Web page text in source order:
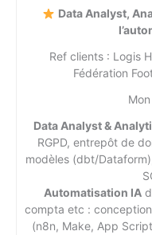
Data Analyst,
Ref clients : Logis
Fédération
Data Analyst &
RGPD, entrepôt de
modèles (dbt/
Automatisation IA
compta etc :
(n8n, Make, App